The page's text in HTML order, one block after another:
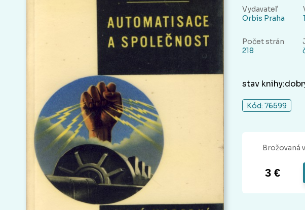
Vydavateľ
Orbis Praha
Počet strán
218
stav
Kód: 76599
Brožovaná
3 €